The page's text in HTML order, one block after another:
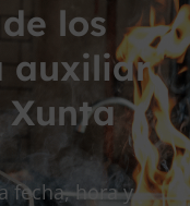
los
auxiliar
Xunta
fecha, hora y